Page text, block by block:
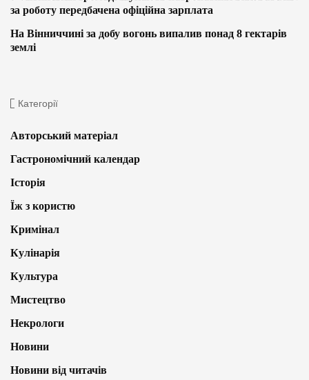
за роботу передбачена офіційна зарплата
На Вінниччині за добу вогонь випалив понад 8 гектарів
землі
Категорії
Авторський матеріал
Гастрономічний календар
Історія
Їж з користю
Кримінал
Кулінарія
Культура
Мистецтво
Некрологи
Новини
Новини від читачів